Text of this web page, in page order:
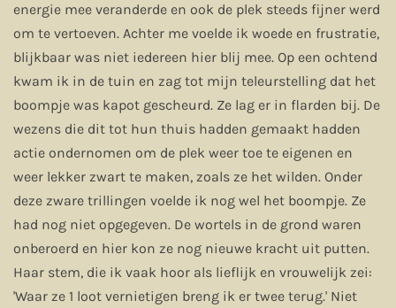
energie mee veranderde en ook de plek steeds fijner werd
om te vertoeven. Achter me voelde ik woede en frustratie,
blijkbaar was niet iedereen hier blij mee. Op een ochtend
kwam ik in de tuin en zag tot mijn teleurstelling dat het
boompje was kapot gescheurd. Ze lag er in flarden bij. De
wezens die dit tot hun thuis hadden gemaakt hadden
actie ondernomen om de plek weer toe te eigenen en
weer lekker zwart te maken, zoals ze het wilden. Onder
deze zware trillingen voelde ik nog wel het boompje. Ze
had nog niet opgegeven. De wortels in de grond waren
onberoerd en hier kon ze nog nieuwe kracht uit putten.
Haar stem, die ik vaak hoor als lieflijk en vrouwelijk zei:
'Waar ze 1 loot vernietigen breng ik er twee terug.' Niet